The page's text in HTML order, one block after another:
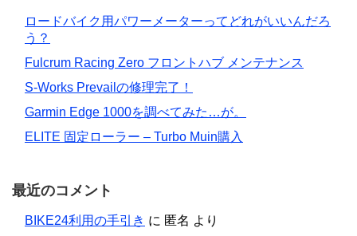
ロードバイク用パワーメーターってどれがいいんだろ
う？
Fulcrum Racing Zero フロントハブ メンテナンス
S-Works Prevailの修理完了！
Garmin Edge 1000を調べてみた…が。
ELITE 固定ローラー – Turbo Muin購入
最近のコメント
BIKE24利用の手引き に 匿名 より